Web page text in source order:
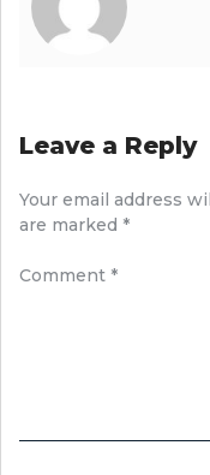
Leave a Reply
Your email address
are marked *
Comment *